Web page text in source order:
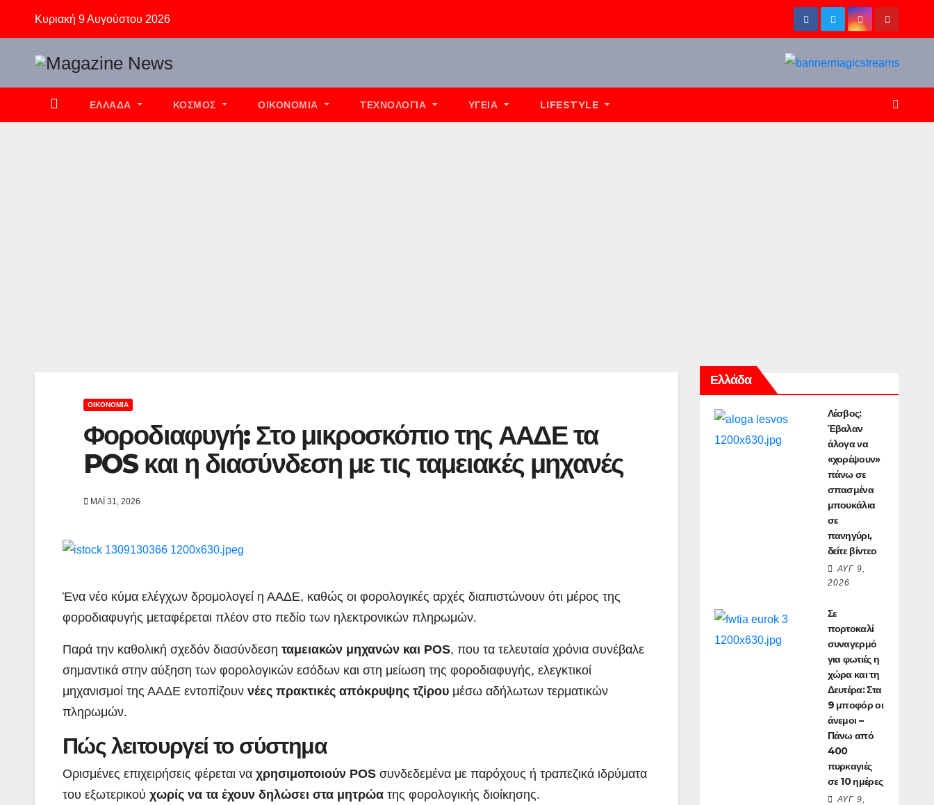
Κυριακή 9 Αυγούστου 2026
ΕΛΛΆΔΑ ΚΌΣΜΟΣ ΟΙΚΟΝΟΜΊΑ ΤΕΧΝΟΛΟΓΊΑ ΥΓΕΊΑ LIFESTYLE
ΟΙΚΟΝΟΜΊΑ
Φοροδιαφυγή: Στο μικροσκόπιο της ΑΑΔΕ τα
POS και η διασύνδεση με τις ταμειακές μηχανές
ΜΆΙ 31, 2026
Ένα νέο κύμα ελέγχων δρομολογεί η ΑΑΔΕ, καθώς οι φορολογικές αρχές διαπιστώνουν ότι μέρος της
φοροδιαφυγής μεταφέρεται πλέον στο πεδίο των ηλεκτρονικών πληρωμών.
Παρά την καθολική σχεδόν διασύνδεση ταμειακών μηχανών και POS, που τα τελευταία χρόνια συνέβαλε
σημαντικά στην αύξηση των φορολογικών εσόδων και στη μείωση της φοροδιαφυγής, ελεγκτικοί
μηχανισμοί της ΑΑΔΕ εντοπίζουν νέες πρακτικές απόκρυψης τζίρου μέσω αδήλωτων τερματικών
πληρωμών.
Πώς λειτουργεί το σύστημα
Ορισμένες επιχειρήσεις φέρεται να χρησιμοποιούν POS συνδεδεμένα με παρόχους ή τραπεζικά ιδρύματα
του εξωτερικού χωρίς να τα έχουν δηλώσει στα μητρώα της φορολογικής διοίκησης.
Ελλάδα
Λέσβος:
Έβαλαν
άλογα να
«χορέψουν»
πάνω σε
σπασμένα
μπουκάλια
σε
πανηγύρι,
δείτε βίντεο
ΑΥΓ 9,
2026
Σε
πορτοκαλί
συναγερμό
για φωτιές η
χώρα και τη
Δευτέρα: Στα
9 μποφόρ οι
άνεμοι –
Πάνω από
400
πυρκαγιές
σε 10 ημέρες
ΑΥΓ 9,